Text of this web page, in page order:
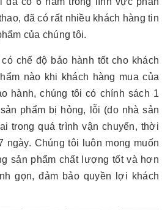
đã có rất nhiều khách hàng tin
của chúng tôi.
chế độ bảo hành tốt cho khách
nào khi khách hàng mua của
hành, chúng tôi có chính sách 1
phẩm bị hỏng, lỗi (do nhà sản
trong quá trình vận chuyển, thời
ngày. Chúng tôi luôn mong muốn
sản phẩm chất lượng tốt và hơn
gọn, đảm bảo quyền lợi khách